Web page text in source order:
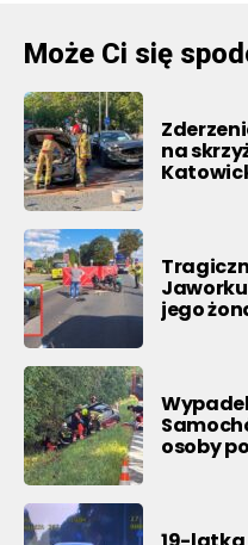
Może Ci się
na
jego
osoby